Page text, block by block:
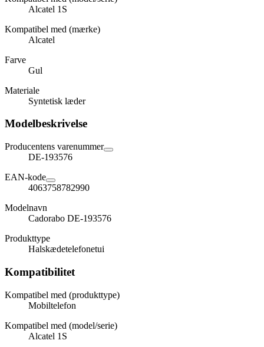
Alcatel 1S
Kompatibel med (mærke)
Alcatel
Farve
Gul
Materiale
Syntetisk læder
Modelbeskrivelse
Producentens varenummer
DE-193576
EAN-kode
4063758782990
Modelnavn
Cadorabo DE-193576
Produkttype
Halskædetelefonetui
Kompatibilitet
Kompatibel med (produkttype)
Mobiltelefon
Kompatibel med (model/serie)
Alcatel 1S